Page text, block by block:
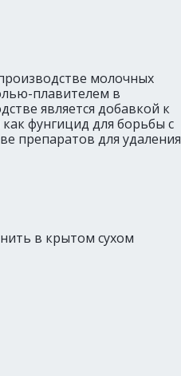
молочных
плавителем в
является добавкой к
фунгицид для борьбы с
препаратов для удаления
в крытом сухом